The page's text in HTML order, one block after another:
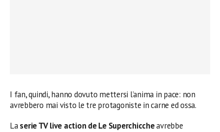
I fan, quindi, hanno dovuto mettersi l’anima in pace: non
avrebbero mai visto le tre protagoniste in carne ed ossa.
Laserie TV live action de Le Superchiccheavrebbe